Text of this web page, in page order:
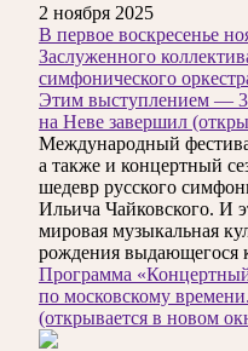
2 ноября 2025
В первое воскресенье
Заслуженного
симфонического
Этим выступлением —
на Неве завершил
Международный
а также и концертный
шедевр русского
Ильича Чайковского. И
мировая музыкальная
рождения выдающегося
Программа «Концертный
по московскому
(открывается в новом